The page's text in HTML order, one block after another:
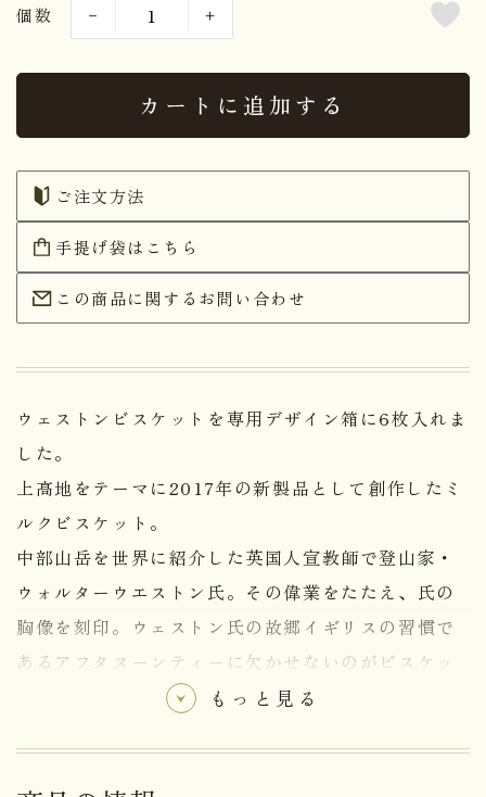
個数
カートに追加する
ご注文方法
手提げ袋はこちら
この商品に関するお問い合わせ
ウェストンビスケットを専用デザイン箱に6枚入れま
した。
上高地をテーマに2017年の新製品として創作したミ
ルクビスケット。
中部山岳を世界に紹介した英国人宣教師で登山家・
ウォルターウエストン氏。その偉業をたたえ、氏の
胸像を刻印。ウェストン氏の故郷イギリスの習慣で
あるアフタヌーンティーに欠かせないのがビスケッ
もっと見る